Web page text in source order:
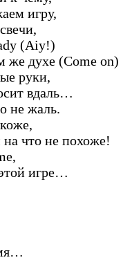
игру,
(Aiy!)
же духе (Come on)
руки,
вдаль…
не жаль.
что не похоже!
игре…